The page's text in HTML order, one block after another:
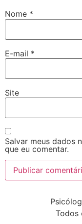
Nome *
E-mail *
Site
Salvar meus dados
que eu comentar.
Todos